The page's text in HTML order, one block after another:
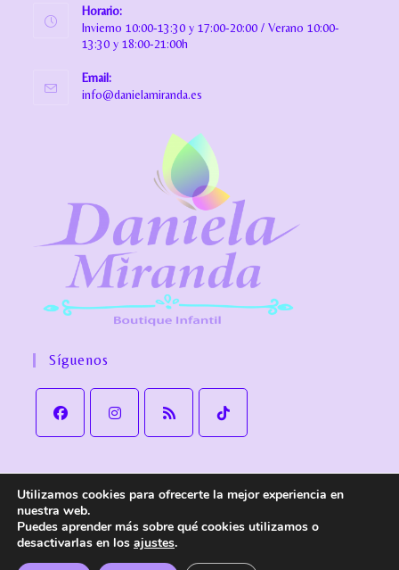
Horario:
Invierno 10:00-13:30 y 17:00-20:00 / Verano 10:00-
13:30 y 18:00-21:00h
Email:
info@danielamiranda.es
Síguenos
Aviso Legal Política de Privacidad
Política de cookies
Política de Envío y devoluciones
Accesibilidad
Utilizamos cookies para ofrecerte la mejor experiencia en
nuestra web.
Puedes aprender más sobre qué cookies utilizamos o
desactivarlas en los ajustes.